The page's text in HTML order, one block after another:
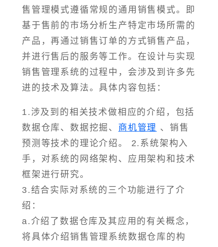
售管理模式遵循常规的通用销售模式。即
基于售前的市场分析生产特定市场所需的
产品，再通过销售订单的方式销售产品，
并进行售后的服务等工作。在设计与实现
销售管理系统的过程中，会涉及到许多先
进的技术及算法。具体内容包括：
1.涉及到的相关技术做相应的介绍，包括
数据仓库、数据挖掘、 商机管理 、销售
预测等技术的理论介绍。 2.系统架构入
手，对系统的网络架构、应用架构和技术
框架进行研究。
3.结合实际对系统的三个功能进行了介
绍：
a.介绍了数据仓库及其应用的有关概念，
将具体介绍销售管理系统数据仓库的构